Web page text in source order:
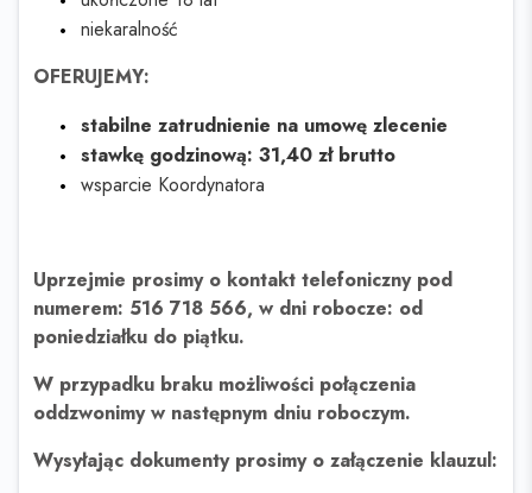
niekaralność
OFERUJEMY:
stabilne zatrudnienie na umowę zlecenie
stawkę godzinową: 31,40 zł brutto
wsparcie Koordynatora
Uprzejmie prosimy o kontakt telefoniczny pod
numerem: 516 718 566, w dni robocze: od
poniedziałku do piątku.
W przypadku braku możliwości połączenia
oddzwonimy w następnym dniu roboczym.
Wysyłając dokumenty prosimy o załączenie klauzul: